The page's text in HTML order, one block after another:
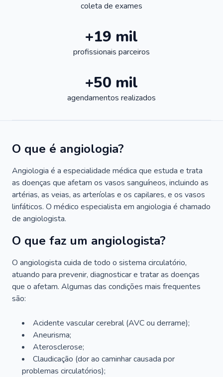
coleta de exames
+19 mil
profissionais parceiros
+50 mil
agendamentos realizados
O que é angiologia?
Angiologia é a especialidade médica que estuda e trata
as doenças que afetam os vasos sanguíneos, incluindo as
artérias, as veias, as arteríolas e os capilares, e os vasos
linfáticos. O médico especialista em angiologia é chamado
de angiologista.
O que faz um angiologista?
O angiologista cuida de todo o sistema circulatório,
atuando para prevenir, diagnosticar e tratar as doenças
que o afetam. Algumas das condições mais frequentes
são:
Acidente vascular cerebral (AVC ou derrame);
Aneurisma;
Aterosclerose;
Claudicação (dor ao caminhar causada por
problemas circulatórios);